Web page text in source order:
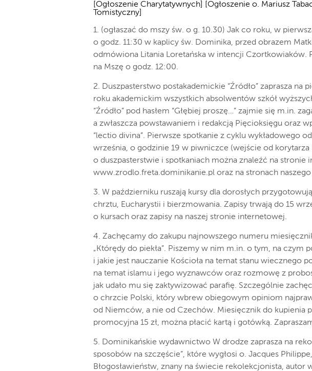
[Ogłoszenie Charytatywnych] [Ogłoszenie o. Mariusz
Tomistyczny]
1. (ogłaszać do mszy św. o g. 10.30) Jak co roku, w
o godz. 11:30 w kaplicy św. Dominika, przed obrazem
odmówiona Litania Loretańska w intencji Czortkowiaków.
na Mszę o godz. 12:00.
2. Duszpasterstwo postakademickie “Źródło” zaprasza na
roku akademickim wszystkich absolwentów szkół
“Źródło” pod hasłem “Głębiej proszę…” zajmie się m.in.
a zwłaszcza powstawaniem i redakcją Pięcioksięgu oraz
“lectio divina”. Pierwsze spotkanie z cyklu wykładowego
września, o godzinie 19 w piwniczce (wejście od korytarza
o duszpasterstwie i spotkaniach można znaleźć na stronie
www.zrodlo.freta.dominikanie.pl oraz na stronach naszego
3. W październiku ruszają kursy dla dorosłych
chrztu, Eucharystii i bierzmowania. Zapisy trwają do 15
o kursach oraz zapisy na naszej stronie internetowej.
4. Zachęcamy do zakupu najnowszego numeru
„Którędy do piekła”. Piszemy w nim m.in. o tym, na czym
i jakie jest nauczanie Kościoła na temat stanu wiecznego
na temat islamu i jego wyznawców oraz rozmowę z
jak udało mu się zaktywizować parafię. Szczególnie
o chrzcie Polski, który wbrew obiegowym opiniom
od Niemców, a nie od Czechów. Miesięcznik do kupienia
promocyjna 15 zł, można płacić kartą i gotówką.
5. Dominikańskie wydawnictwo W drodze zaprasza na
sposobów na szczęście”, które wygłosi o. Jacques
Błogosławieństw, znany na świecie rekolekcjonista,